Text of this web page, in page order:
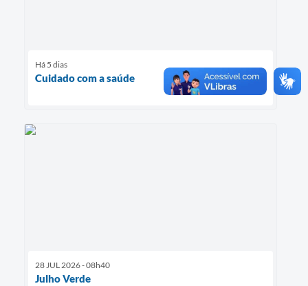
Há 5 dias
Cuidado com a saúde
28 JUL 2026 - 08h40
Julho Verde